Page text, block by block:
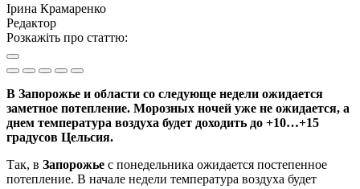
Ірина Крамаренко
Редактор
Розкажіть про статтю:
В Запорожье и области со следующе недели ожидается
заметное потепление. Морозных ночей уже не ожидается, а
днем температура воздуха будет доходить до +10…+15
градусов Цельсия.
Так, в Запорожье с понедельника ожидается постепенное
потепление. В начале недели температура воздуха будет